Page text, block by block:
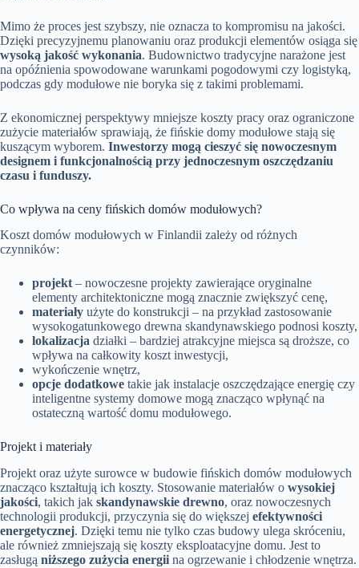
Mimo że proces jest szybszy, nie oznacza to kompromisu na jakości.
Dzięki precyzyjnemu planowaniu oraz produkcji elementów osiąga się
wysoką jakość wykonania. Budownictwo tradycyjne narażone jest
na opóźnienia spowodowane warunkami pogodowymi czy logistyką,
podczas gdy modułowe nie boryka się z takimi problemami.
Z ekonomicznej perspektywy mniejsze koszty pracy oraz ograniczone
zużycie materiałów sprawiają, że fińskie domy modułowe stają się
kuszącym wyborem. Inwestorzy mogą cieszyć się nowoczesnym
designem i funkcjonalnością przy jednoczesnym oszczędzaniu
czasu i funduszy.
Co wpływa na ceny fińskich domów modułowych?
Koszt domów modułowych w Finlandii zależy od różnych
czynników:
projekt– nowoczesne projekty zawierające oryginalne
elementy architektoniczne mogą znacznie zwiększyć cenę,
materiały użyte do konstrukcji – na przykład zastosowanie
wysokogatunkowego drewna skandynawskiego podnosi koszty,
lokalizacja działki – bardziej atrakcyjne miejsca są droższe, co
wpływa na całkowity koszt inwestycji,
wykończenie wnętrz,
opcje dodatkowe takie jak instalacje oszczędzające energię czy
inteligentne systemy domowe mogą znacząco wpłynąć na
ostateczną wartość domu modułowego.
Projekt i materiały
Projekt oraz użyte surowce w budowie fińskich domów modułowych
znacząco kształtują ich koszty. Stosowanie materiałów o wysokiej
jakości, takich jak skandynawskie drewno, oraz nowoczesnych
technologii produkcji, przyczynia się do większej efektywności
energetycznej. Dzięki temu nie tylko czas budowy ulega skróceniu,
ale również zmniejszają się koszty eksploatacyjne domu. Jest to
zasługą niższego zużycia energii na ogrzewanie i chłodzenie wnętrza.